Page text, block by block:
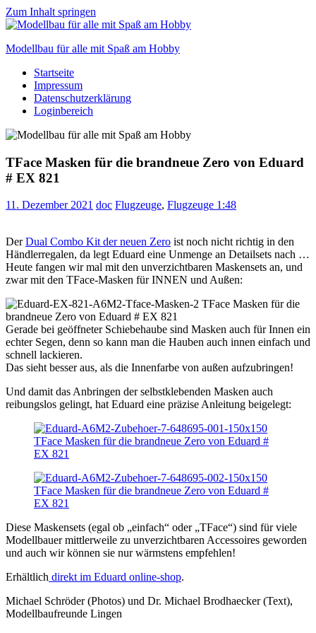
Zum Inhalt springen
Modellbau für alle mit Spaß am Hobby
Scale
modelling
to
Startseite
Impressum
Datenschutzerklärung
Loginbereich
TFace Masken für die brandneue Zero von Eduard
# EX 821
11. Dezember 2021 doc Flugzeuge, Flugzeuge 1:48
DerDual Combo Kit der neuen Zero ist noch nicht richtig in den
Händlerregalen, da legt Eduard eine Unmenge an Detailsets nach …
Heute fangen wir mal mit den unverzichtbaren Maskensets an, und
zwar mit den TFace-Masken für INNEN und Außen:
Gerade bei geöffneter Schiebehaube sind Masken auch für Innen ein
echter Segen, denn so kann man die Hauben auch innen einfach und
schnell lackieren.
Das sieht besser aus, als die Innenfarbe von außen aufzubringen!
Und damit das Anbringen der selbstklebenden Masken auch
reibungslos gelingt, hat Eduard eine präzise Anleitung beigelegt:
Diese Maskensets (egal ob „einfach“ oder „TFace“) sind für viele
Modellbauer mittlerweile zu unverzichtbaren Accessoires geworden
und auch wir können sie nur wärmstens empfehlen!
Erhältlich direkt im Eduard online-shop.
Michael Schröder (Photos) und Dr. Michael Brodhaecker (Text),
Modellbaufreunde Lingen